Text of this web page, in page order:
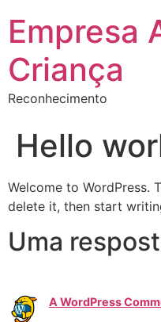
Empresa
Criança
Reconhecimento
Hello
Welcome to WordPress.
delete it, then start
Uma
A WordPress